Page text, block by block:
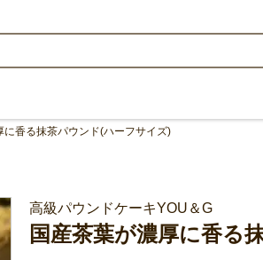
に香る抹茶パウンド(ハーフサイズ)
高級パウンドケーキYOU＆G
国産茶葉が濃厚に香る